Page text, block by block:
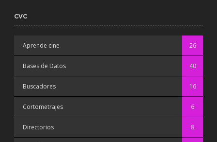
CVC
Aprende cine 26
Bases de Datos 40
Buscadores 16
Cortometrajes 6
Directorios 8